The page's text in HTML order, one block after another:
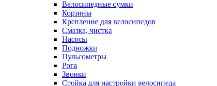
Велосипедные сумки
Корзины
Крепление для велосипедов
Смазка, чистка
Насосы
Подножки
Пульсометры
Рога
Звонки
Стойка для настройки велосипеда